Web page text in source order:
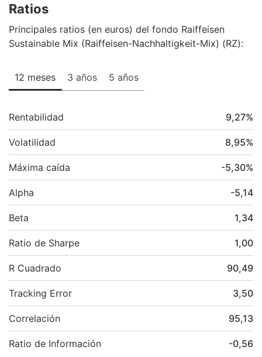
Ratios
Principales ratios (en euros) del fondo Raiffeisen
Sustainable Mix (Raiffeisen-Nachhaltigkeit-Mix) (RZ):
12 meses 3 años 5 años
Rentabilidad 9,27%
Volatilidad 8,95%
Máxima caída -5,30%
Alpha -5,14
Beta 1,34
Ratio de Sharpe 1,00
R Cuadrado 90,49
Tracking Error 3,50
Correlación 95,13
Ratio de Información -0,56